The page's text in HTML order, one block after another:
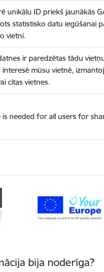
unikālu ID priekš jaunākās
statistisko datu iegūšanai
vietni.
ir paredzētas tādu
interesē mūsu vietnē,
citas vietnes.
is needed for all users for
bija noderīga?